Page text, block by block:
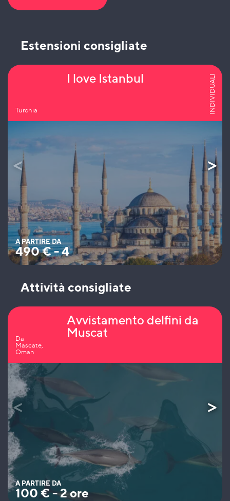
Estensioni consigliate
Turchia
I love Istanbul INDIVIDUALI
A PARTIRE DA
490€-4
Attività consigliate
Da
Mascate,
Oman
Avvistamento delfini da
Muscat
A PARTIRE DA
100 € -2 ore